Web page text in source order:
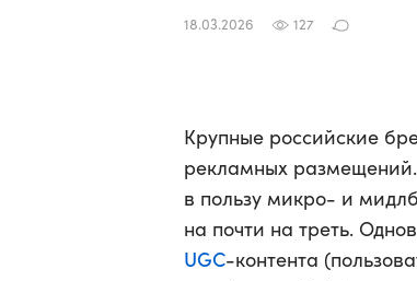
18.03.2026 127
Крупные российские
рекламных
в пользу микро- и
на почти на треть.
UGC-контента